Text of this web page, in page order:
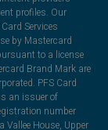
profiles. Our
Services
by Mastercard
to a license
Brand Mark are
PFS Card
an issuer of
number
Vallee House, Upper